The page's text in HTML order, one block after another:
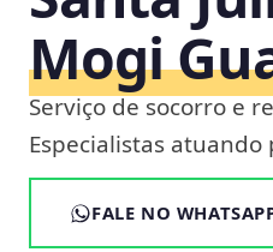
Mogi
Serviço de socorro e
Especialistas atuando
FALE NO